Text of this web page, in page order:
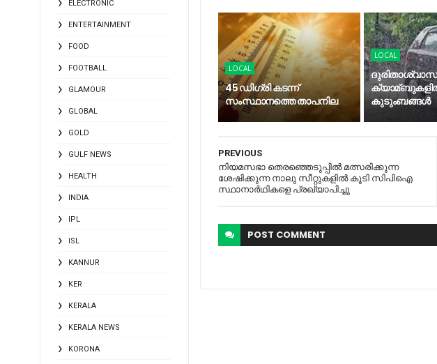
ELECTRONIC
ENTERTAINMENT
FOOD
FOOTBALL
GLAMOUR
GLOBAL
GOLD
GULF NEWS
HEALTH
INDIA
IPL
ISL
KANNUR
KER
KERALA
KERALA NEWS
KORONA
LOCAL
45 ഡിഗ്രി കടന്ന്
സംസ്ഥാനത്തെ താപനില
LOCAL
ദുരിതാശ്വാസ
കുടുംബങ്ങൾ
PREVIOUS
നിയമസഭാ തെരഞ്ഞെടുപ്പില്‍ മത്സരിക്കുന്ന
ശേഷിക്കുന്ന നാലു സീറ്റുകളില്‍ കൂടി സിപിഐ
സ്ഥാനാര്‍ഥികളെ പ്രഖ്യാപിച്ചു
POST COMMENT